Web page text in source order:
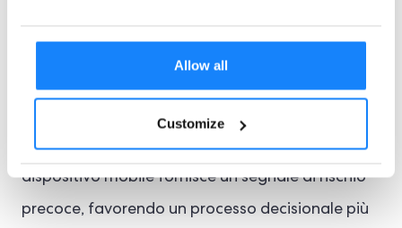
Allow all
Customize
un'autenticazione più robusta oppure
blocca la richiesta.
Per i team di conformità, il controllo tramite
dispositivo mobile fornisce un segnale di rischio
precoce, favorendo un processo decisionale più